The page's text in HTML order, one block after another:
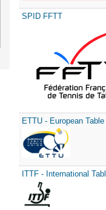
SPID FFTT
ETTU - European
ITTF - International